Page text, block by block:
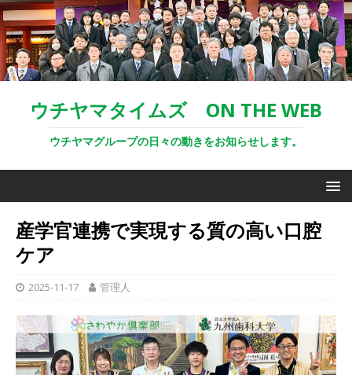
ウチヤマタイムズ ON THE WEB
ウチヤマグループの日々の動きをお知らせします。
産学官連携で実現する質の高い口腔
ケア
2025-11-17 管理人